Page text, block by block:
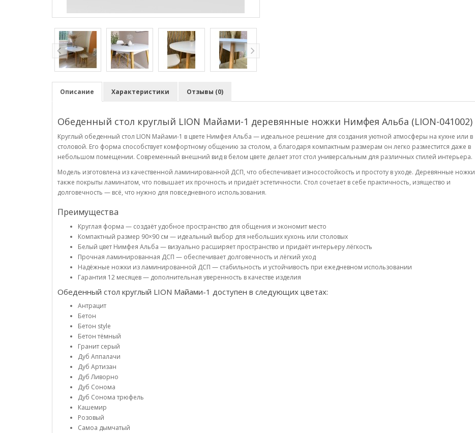
Описание Характеристики Отзывы (0)
Обеденный стол круглый LION Майами-1 деревянные ножки Нимфея Альба (LION-041002)
Круглый обеденный стол LION Майами-1 в цвете Нимфея Альба — идеальное решение для создания уютной атмосферы на кухне или в
столовой. Его форма способствует комфортному общению за столом, а благодаря компактным размерам он легко разместится даже в
небольшом помещении. Современный внешний вид в белом цвете делает этот стол универсальным для различных стилей интерьера.
Модель изготовлена из качественной ламинированной ДСП, что обеспечивает износостойкость и простоту в уходе. Деревянные ножки
также покрыты ламинатом, что повышает их прочность и придаёт эстетичности. Стол сочетает в себе практичность, изящество и
долговечность — всё, что нужно для повседневного использования.
Преимущества
Круглая форма — создаёт удобное пространство для общения и экономит место
Компактный размер 90×90 см — идеальный выбор для небольших кухонь или столовых
Белый цвет Нимфея Альба — визуально расширяет пространство и придаёт интерьеру лёгкость
Прочная ламинированная ДСП — обеспечивает долговечность и лёгкий уход
Надёжные ножки из ламинированной ДСП — стабильность и устойчивость при ежедневном использовании
Гарантия 12 месяцев — дополнительная уверенность в качестве изделия
Обеденный стол круглый LION Майами-1 доступен в следующих цветах:
Антрацит
Бетон
Бетон style
Бетон тёмный
Гранит серый
Дуб Аппалачи
Дуб Артизан
Дуб Ливорно
Дуб Сонома
Дуб Сонома трюфель
Кашемир
Розовый
Самоа дымчатый